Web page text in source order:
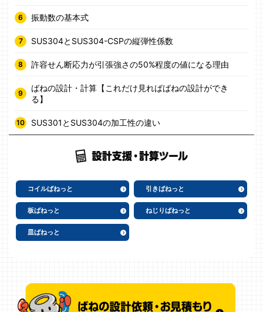
振動数の基本式
SUS304とSUS304-CSPの縦弾性係数
許容せん断応力が引張強さの50%程度の値になる理由
ばねの設計・計算【これだけ見ればばねの設計ができ
る】
SUS301とSUS304の加工性の違い
コイルばねっと 引きばねっと
板ばねっと ねじりばねっと
皿ばねっと